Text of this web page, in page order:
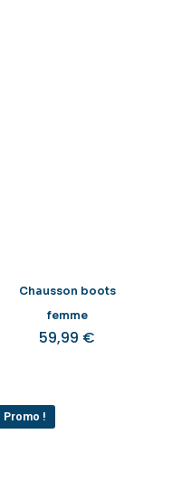
Chausson boots
femme
59,99 €
Promo !